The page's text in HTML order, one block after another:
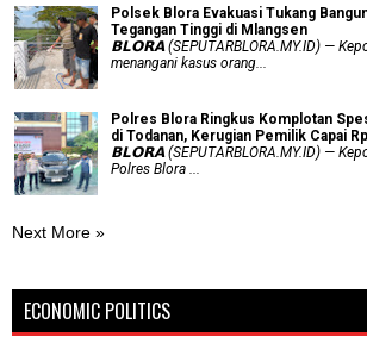
Polsek Blora Evakuasi Tukang
Tegangan Tinggi di Mlangsen
𝗕𝗟𝗢𝗥𝗔 (SEPUTARBLORA.MY.ID) —
menangani kasus orang...
Polres Blora Ringkus Komplotan
di Todanan, Kerugian Pemilik Capai
𝗕𝗟𝗢𝗥𝗔 (SEPUTARBLORA.MY.ID) —
Polres Blora ...
Next More »
ECONOMIC POLITICS